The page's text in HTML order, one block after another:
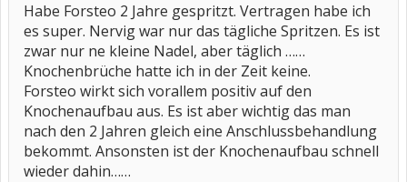
Habe Forsteo 2 Jahre gespritzt. Vertragen habe ich
es super. Nervig war nur das tägliche Spritzen. Es ist
zwar nur ne kleine Nadel, aber täglich ……
Knochenbrüche hatte ich in der Zeit keine.
Forsteo wirkt sich vorallem positiv auf den
Knochenaufbau aus. Es ist aber wichtig das man
nach den 2 Jahren gleich eine Anschlussbehandlung
bekommt. Ansonsten ist der Knochenaufbau schnell
wieder dahin……